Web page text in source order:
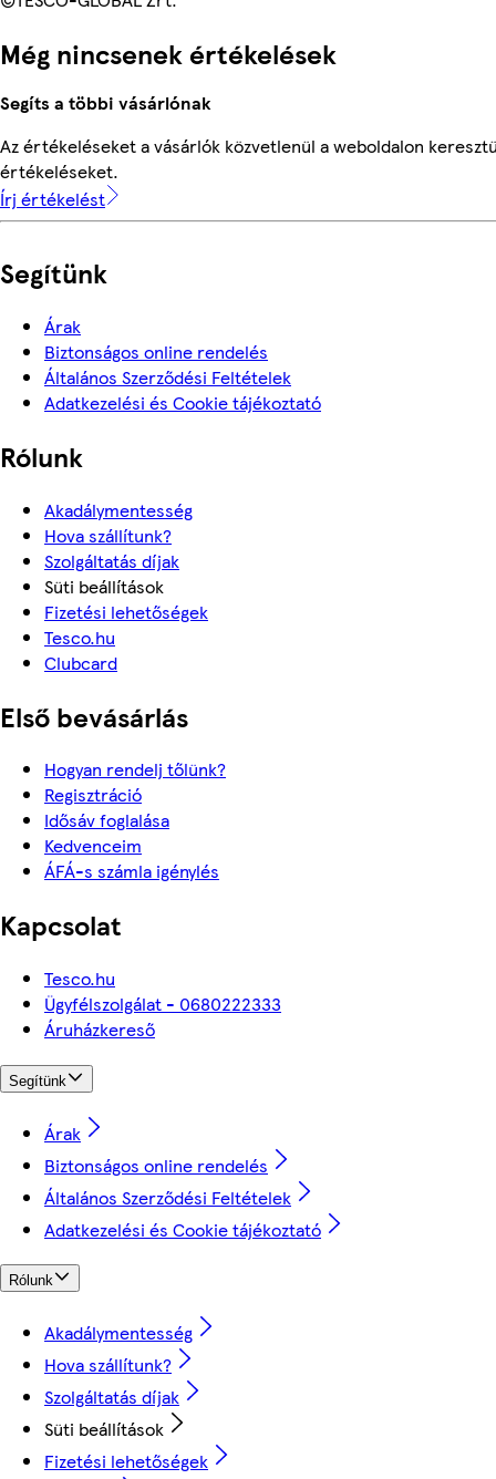
Még nincsenek értékelések
Segíts a többi vásárlónak
Az értékeléseket a vásárlók közvetlenül a weboldalon
értékeléseket.
Írj értékelést
Segítünk
Árak
Biztonságos online rendelés
Általános Szerződési Feltételek
Adatkezelési és Cookie tájékoztató
Rólunk
Akadálymentesség
Hova szállítunk?
Szolgáltatás díjak
Süti beállítások
Fizetési lehetőségek
Tesco.hu
Clubcard
Első bevásárlás
Hogyan rendelj tőlünk?
Regisztráció
Idősáv foglalása
Kedvenceim
ÁFÁ-s számla igénylés
Kapcsolat
Tesco.hu
Ügyfélszolgálat - 0680222333
Áruházkereső
Segítünk
Árak
Biztonságos online rendelés
Általános Szerződési Feltételek
Adatkezelési és Cookie tájékoztató
Rólunk
Akadálymentesség
Hova szállítunk?
Szolgáltatás díjak
Süti beállítások
Fizetési lehetőségek